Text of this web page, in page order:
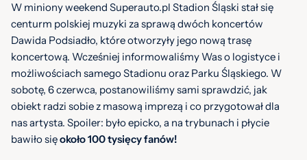
Źródło / autor zdjęcia: MP
W miniony weekend Superauto.pl Stadion Śląski stał się
centurm polskiej muzyki za sprawą dwóch koncertów
Dawida Podsiadło, które otworzyły jego nową trasę
koncertową. Wcześniej informowaliśmy Was o logistyce i
możliwościach samego Stadionu oraz Parku Śląskiego. W
sobotę, 6 czerwca, postanowiliśmy sami sprawdzić, jak
obiekt radzi sobie z masową imprezą i co przygotował dla
nas artysta. Spoiler: było epicko, a na trybunach i płycie
bawiło sięokoło 100 tysięcy fanów!